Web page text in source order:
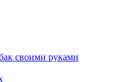
своими руками